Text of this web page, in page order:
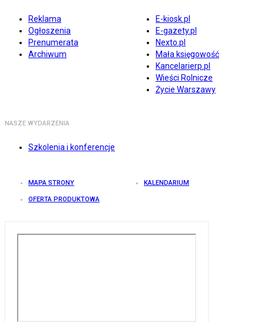
Reklama
Ogłoszenia
Prenumerata
Archiwum
E-kiosk.pl
E-gazety.pl
Nexto.pl
Mała księgowość
Kancelarierp.pl
Wieści Rolnicze
Życie Warszawy
NASZE WYDARZENIA
Szkolenia i konferencje
MAPA STRONY KALENDARIUM
OFERTA PRODUKTOWA